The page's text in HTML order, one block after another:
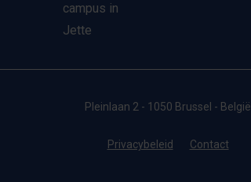
campus in
Jette
Pleinlaan 2 - 1050 Brussel - België
Privacybeleid Contact